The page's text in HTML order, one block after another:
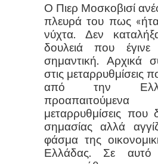
Ο Πιερ Μοσκοβισί
πλευρά του πως
νύχτα. Δεν
δουλειά που
σημαντική. Αρχικά
στις μεταρρυθμίσεις
από την
προαπαιτούμενα
μεταρρυθμίσεις που
σημασίας αλλά
φάσμα της
Ελλάδας. Σε